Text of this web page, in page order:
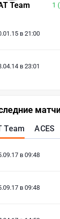
Team 1
в 21:00
в 23:01
Team ACES
в 09:48
в 09:48